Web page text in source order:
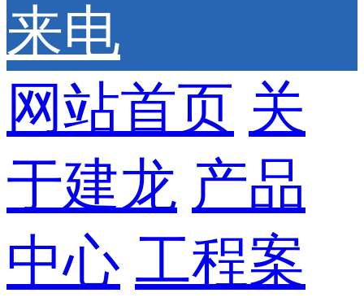
来电
网站首页 关
于建龙 产品
中心 工程案